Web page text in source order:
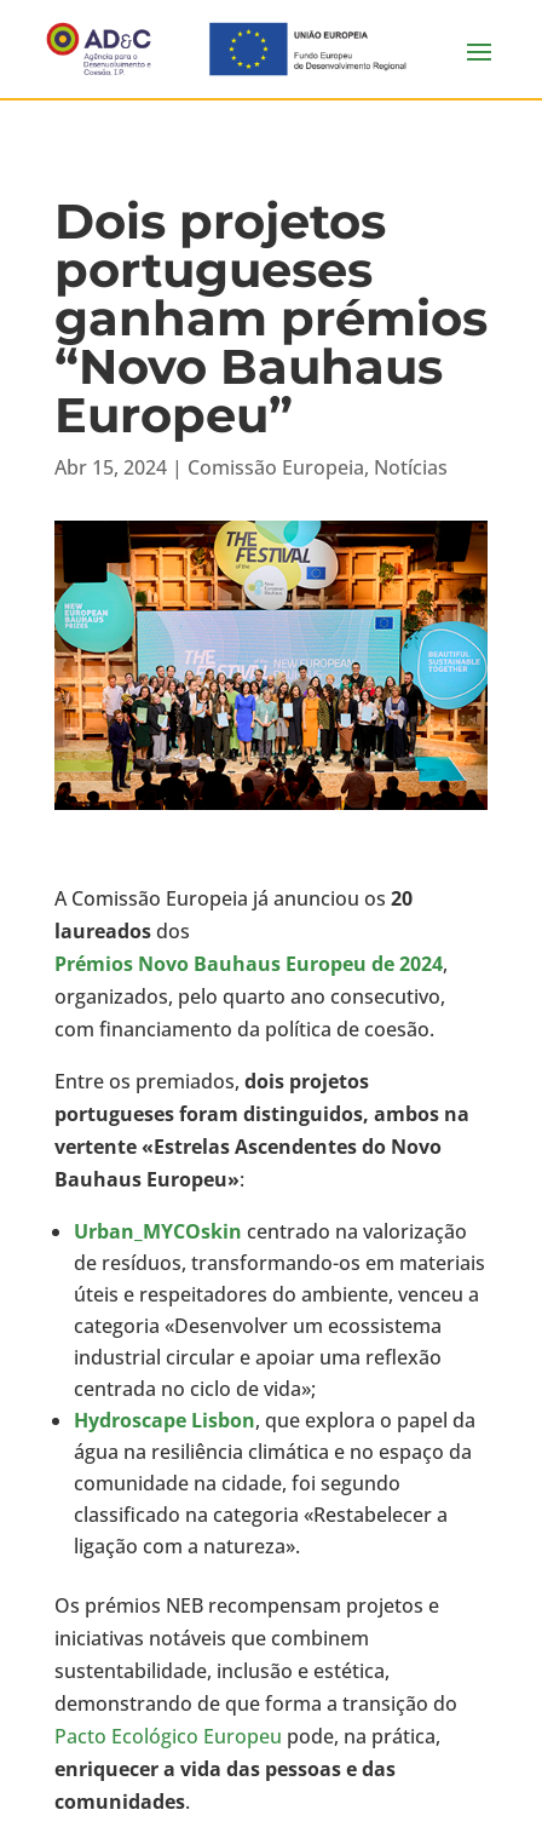
Dois projetos
portugueses
ganham prémios
“Novo Bauhaus
Europeu”
Abr 15, 2024| Comissão Europeia, Notícias
A Comissão Europeia já anunciou os 20
laureadosdos
Prémios Novo Bauhaus Europeu de 2024,
organizados, pelo quarto ano consecutivo,
com financiamento da política de coesão.
Entre os premiados, dois projetos
portugueses foram distinguidos, ambos na
vertente «Estrelas Ascendentes do Novo
Bauhaus Europeu»:
Urban_MYCOskin centrado na valorização
de resíduos, transformando-os em materiais
úteis e respeitadores do ambiente, venceu a
categoria «Desenvolver um ecossistema
industrial circular e apoiar uma reflexão
centrada no ciclo de vida»;
Hydroscape Lisbon, que explora o papel da
água na resiliência climática e no espaço da
comunidade na cidade, foi segundo
classificado na categoria «Restabelecer a
ligação com a natureza».
Os prémios NEB recompensam projetos e
iniciativas notáveis que combinem
sustentabilidade, inclusão e estética,
demonstrando de que forma a transição do
Pacto Ecológico Europeu pode, na prática,
enriquecer a vida das pessoas e das
comunidades.